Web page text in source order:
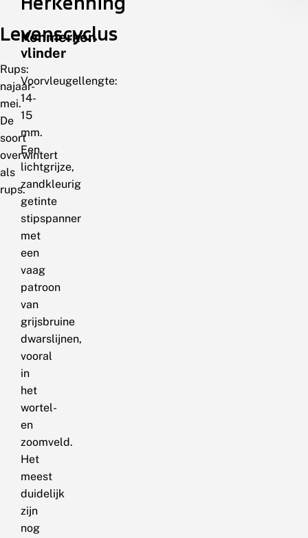
Levenscyclus
Rups:
najaar-
mei.
De
soort
overwintert
als
rups.
Kenmerken
vlinder
Voorvleugellengte:
14-
15
mm.
Een
lichtgrijze,
zandkleurig
getinte
stipspanner
met
een
vaag
patroon
van
grijsbruine
dwarslijnen,
vooral
in
het
wortel-
en
zoomveld.
Het
meest
duidelijk
zijn
nog